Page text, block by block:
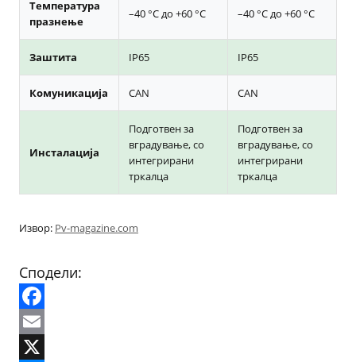
Температура
празнење
–40 °C до +60 °C –40 °C до +60 °C
Заштита IP65 IP65
Комуникација CAN CAN
Инсталација
Подготвен за
вградување, со
интегрирани
тркалца
Подготвен за
вградување, со
интегрирани
тркалца
Извор: Pv-magazine.com
Сподели:
Facebook
Email